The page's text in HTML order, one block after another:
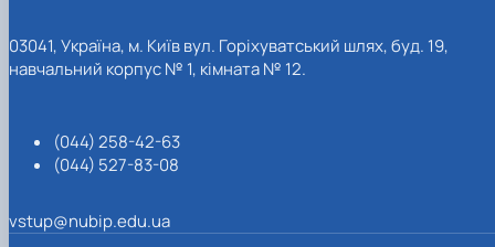
03041, Україна, м. Київ вул. Горіхуватський шлях, буд. 19,
навчальний корпус № 1, кімната № 12.
(044) 258-42-63
(044) 527-83-08
vstup@nubip.edu.ua